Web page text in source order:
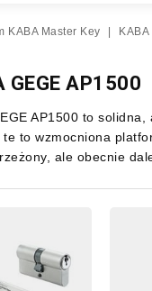
KABA Master Key
GEGE AP1500
AP1500 to
te to wzmocniona
ale obecnie
przed
przed